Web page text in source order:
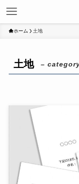
ホーム 土地
土地 –